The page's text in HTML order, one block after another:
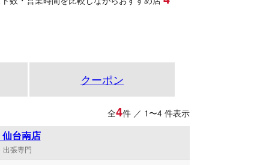
クーポン
全4件 ／ 1〜4 件表示
台南店
出張専門